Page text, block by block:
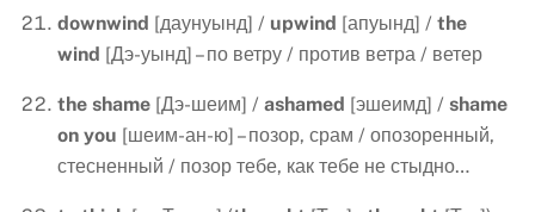
downwind [даунуынд] / upwind [апуынд] / the
wind [Дэ-уынд] – по ветру / против ветра / ветер
the shame [Дэ-шеим] / ashamed [эшеимд] / shame
on you [шеим-ан-ю] – позор, срам / опозоренный,
стесненный / позор тебе, как тебе не стыдно…